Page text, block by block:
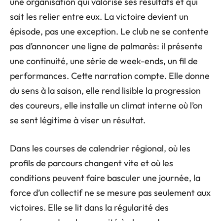
sait les relier entre eux. La victoire devient un
épisode, pas une exception. Le club ne se contente
pas d’annoncer une ligne de palmarès: il présente
une continuité, une série de week-ends, un fil de
performances. Cette narration compte. Elle donne
du sens à la saison, elle rend lisible la progression
des coureurs, elle installe un climat interne où l’on
se sent légitime à viser un résultat.
Dans les courses de calendrier régional, où les
profils de parcours changent vite et où les
conditions peuvent faire basculer une journée, la
force d’un collectif ne se mesure pas seulement aux
victoires. Elle se lit dans la régularité des